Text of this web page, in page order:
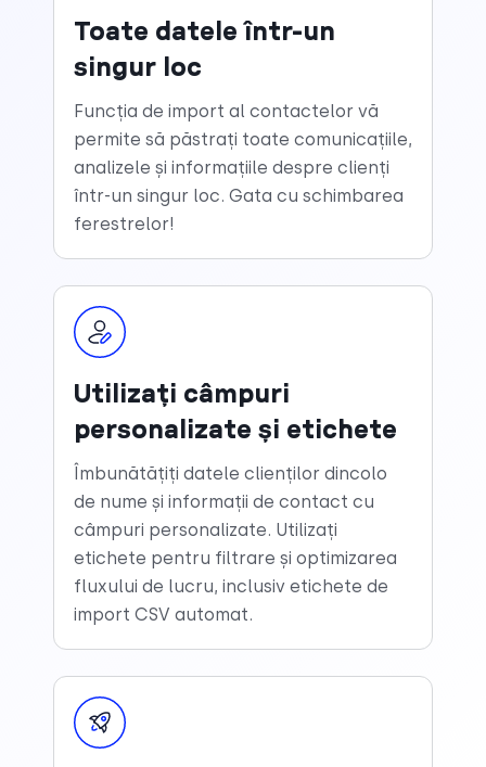
Toate datele într-un
singur loc
Funcția de import al contactelor vă
permite să păstrați toate comunicațiile,
analizele și informațiile despre clienți
într-un singur loc. Gata cu schimbarea
ferestrelor!
Utilizați câmpuri
personalizate și etichete
Îmbunătățiți datele clienților dincolo
de nume și informații de contact cu
câmpuri personalizate. Utilizați
etichete pentru filtrare și optimizarea
fluxului de lucru, inclusiv etichete de
import CSV automat.